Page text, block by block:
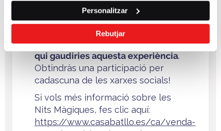
Personalitzar
Rebutjar
(Instagram, Twitter i Facebook):
només has de seguir-nos i fer un
comentari a les publicacions del
sorteigesmentant la persona amb
qui gaudiries aquesta experiència.
Obtindràs una participació per
cadascuna de les xarxes socials!
Si vols més informació sobre les
Nits Màgiques, fes clic aquí:
https://www.casabatllo.es/ca/venda-